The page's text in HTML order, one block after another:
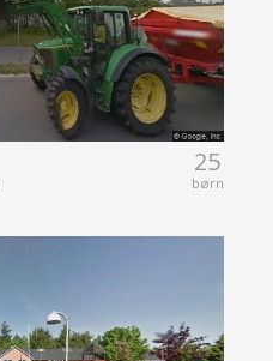
25
børn